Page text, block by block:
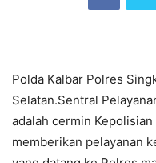
Polda Kalbar Polres
Selatan.Sentral
adalah cermin
memberikan pelayanan